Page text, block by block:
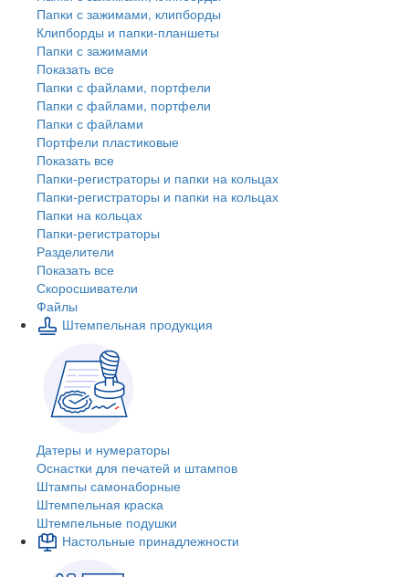
Папки с зажимами, клипборды
Клипборды и папки-планшеты
Папки с зажимами
Показать все
Папки с файлами, портфели
Папки с файлами, портфели
Папки с файлами
Портфели пластиковые
Показать все
Папки-регистраторы и папки на кольцах
Папки-регистраторы и папки на кольцах
Папки на кольцах
Папки-регистраторы
Разделители
Показать все
Скоросшиватели
Файлы
Штемпельная продукция
Датеры и нумераторы
Оснастки для печатей и штампов
Штампы самонаборные
Штемпельная краска
Штемпельные подушки
Настольные принадлежности